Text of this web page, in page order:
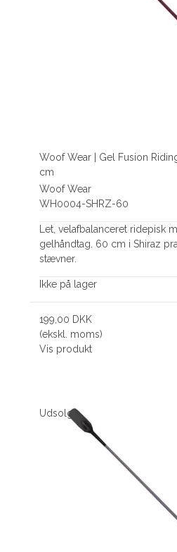
Woof Wear | Gel Fusion
cm
Woof Wear
WH0004-SHRZ-60
Let, velafbalanceret ridepisk
gelhåndtag. 60 cm i Shiraz
stævner.
Ikke på lager
199,00 DKK
(ekskl. moms)
Vis produkt
Udsolgt